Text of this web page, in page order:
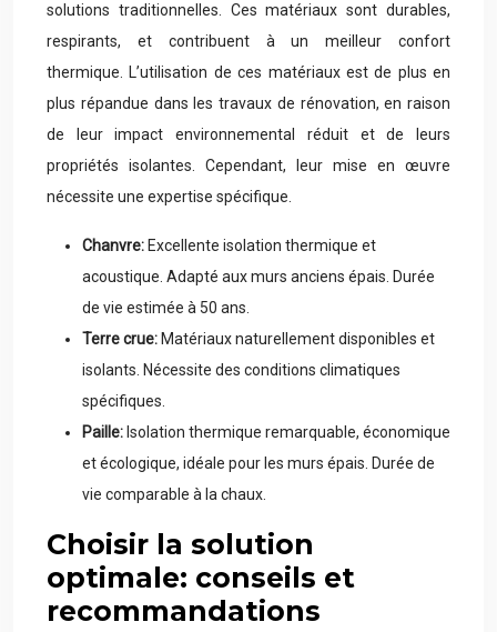
solutions traditionnelles. Ces matériaux sont durables,
respirants, et contribuent à un meilleur confort
thermique. L’utilisation de ces matériaux est de plus en
plus répandue dans les travaux de rénovation, en raison
de leur impact environnemental réduit et de leurs
propriétés isolantes. Cependant, leur mise en œuvre
nécessite une expertise spécifique.
Chanvre: Excellente isolation thermique et
acoustique. Adapté aux murs anciens épais. Durée
de vie estimée à 50 ans.
Terre crue: Matériaux naturellement disponibles et
isolants. Nécessite des conditions climatiques
spécifiques.
Paille: Isolation thermique remarquable, économique
et écologique, idéale pour les murs épais. Durée de
vie comparable à la chaux.
Choisir la solution
optimale: conseils et
recommandations